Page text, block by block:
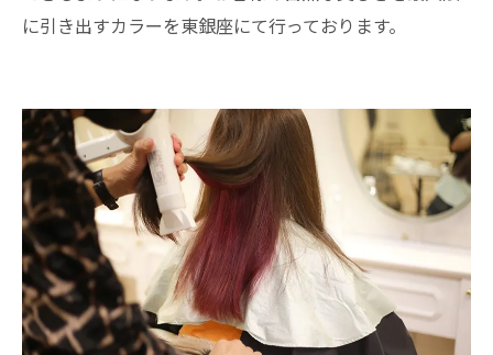
に引き出すカラーを東銀座にて行っております。